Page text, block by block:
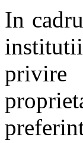
In
privire